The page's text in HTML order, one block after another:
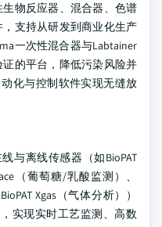
物反应器、混合器、色谱
支持从研发到商业化生产
一次性混合器与Labtainer
的平台，降低污染风险并
化与控制软件实现无缝放
与离线传感器（如BioPAT
（葡萄糖/乳酸监测）、
Xgas（气体分析））
实现实时工艺监测、高数